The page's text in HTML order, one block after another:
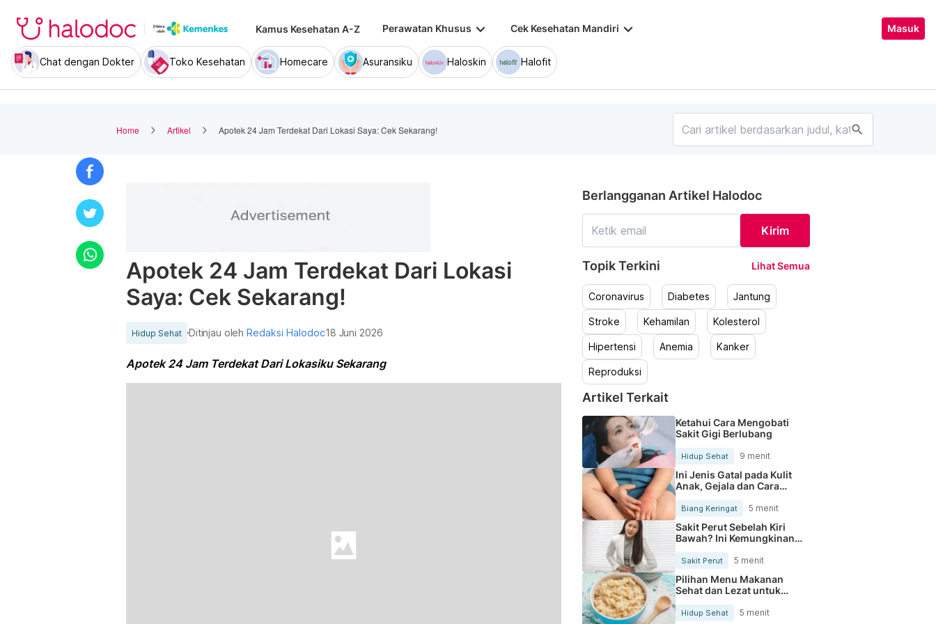
Kamus Kesehatan A-Z Perawatan Khusus keyboard_arrow_down Cek Kesehatan Mandiri keyboard_arrow_down Masuk
Chat dengan Dokter Toko Kesehatan Homecare Asuransiku Haloskin Halofit
Home Artikel Apotek 24 Jam Terdekat Dari Lokasi Saya: Cek Sekarang! search
Apotek 24 Jam Terdekat Dari Lokasi
Saya: Cek Sekarang!
Hidup Sehat Ditinjau olehRedaksi Halodoc18 Juni 2026
Apotek 24 Jam Terdekat Dari Lokasiku Sekarang
Berlangganan Artikel Halodoc
Kirim
Topik Terkini Lihat Semua
Coronavirus Diabetes Jantung
Stroke Kehamilan Kolesterol
Hipertensi Anemia Kanker
Reproduksi
Artikel Terkait
Ketahui Cara Mengobati
Sakit Gigi Berlubang
Hidup Sehat 9 menit
Ini Jenis Gatal pada Kulit
Anak, Gejala dan Cara
Mengobatinya
Biang Keringat 5 menit
Sakit Perut Sebelah Kiri
Bawah? Ini Kemungkinan
Sakit Perut 5 menit
Pilihan Menu Makanan
Sehat dan Lezat untuk
Mengurangi Kolesterol
Hidup Sehat 5 menit